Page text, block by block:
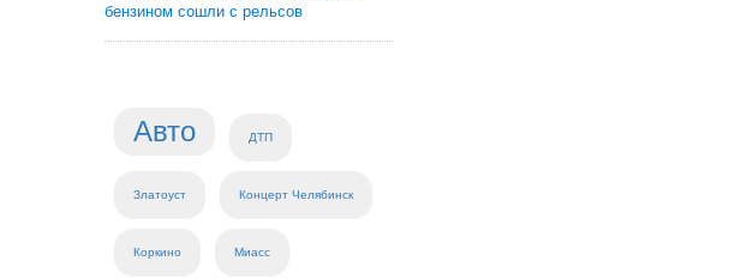
бензином сошли с рельсов
Авто ДТП
Златоуст Концерт Челябинск
Коркино Миасс